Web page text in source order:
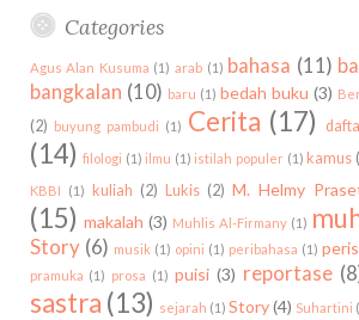
:
C
E
I
T
A
K
E
G
r
:
Categories
Agus Alan Kusuma (1) arab (1) bahasa (11)
bangkalan (10) baru (1) bedah buku (3)
(2) buyung pambudi (1) Cerita (17)
(14) filologi (1) ilmu (1) istilah populer (1) kamus
KBBI (1) kuliah (2) Lukis (2) M. Helmy
(15) makalah (3) Muhlis Al-Firmany (1)
Story (6) musik (1) opini (1) peribahasa (1)
pramuka (1) prosa (1) puisi (3) reportase
sastra (13) sejarah (1) Story (4) Suhartini